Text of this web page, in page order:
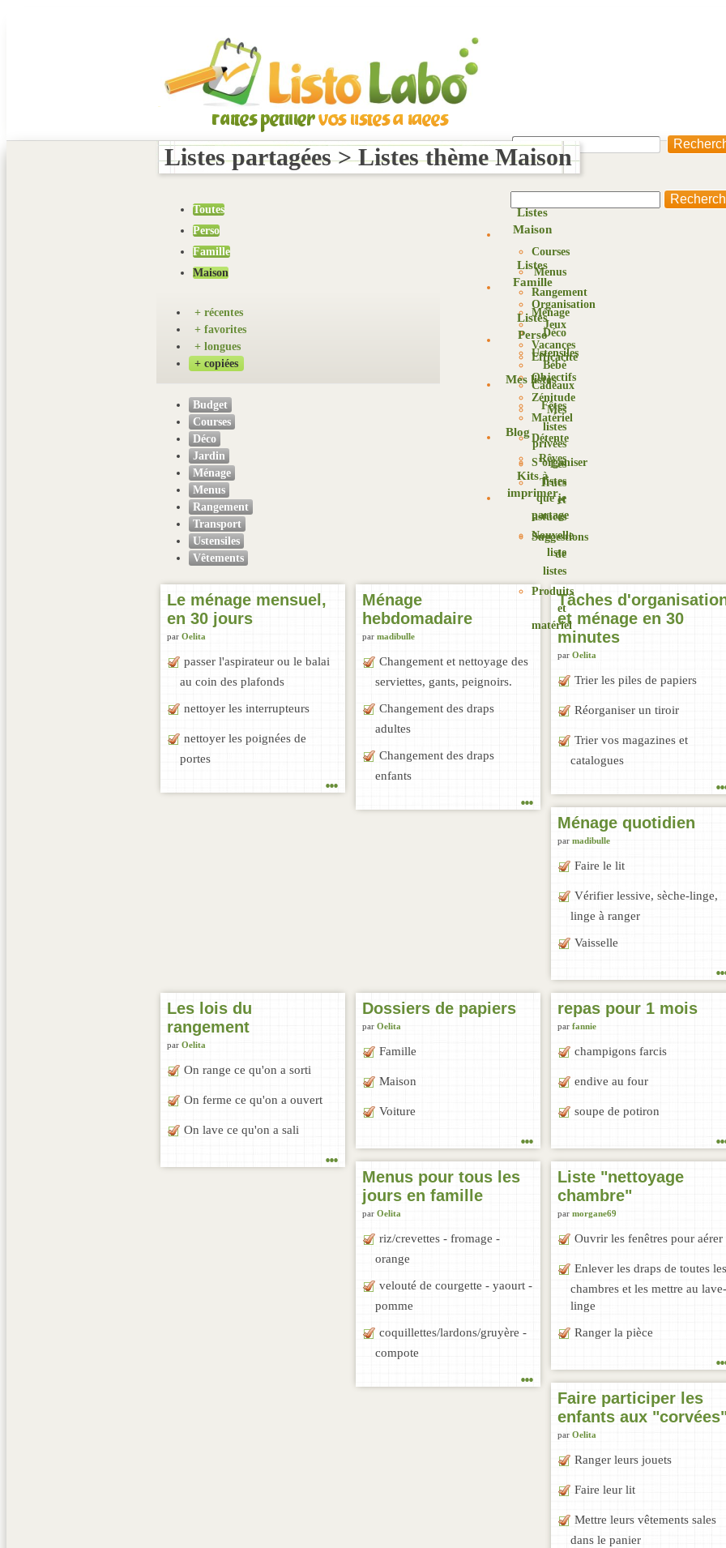
Listes
Maison
Courses
Menus
Rangement
Ménage
Déco
Ustensiles
Listes
Famille
Organisation
Jeux
Vacances
Bébé
Cadeaux
Fêtes
Listes
Perso
Efficacité
Objectifs
Zénitude
Matériel
Détente
Rêves
Mes listes
Mes
listes
privées
Les
listes
que je
partage
Nouvelle
liste
Blog
S’organiser
Trucs
et
astuces
Suggestions
de
listes
Produits
et
matériel
Kits à
imprimer
Listes partagées > Listes thème Maison
Toutes
Perso
Famille
Maison
+ récentes
+ favorites
+ longues
+ copiées
Budget
Courses
Déco
Jardin
Ménage
Menus
Rangement
Transport
Ustensiles
Vêtements
Le ménage mensuel,
en 30 jours
par Oelita
passer l'aspirateur ou le balai
au coin des plafonds
nettoyer les interrupteurs
nettoyer les poignées de
portes
...
Ménage
hebdomadaire
par madibulle
Changement et nettoyage des
serviettes, gants, peignoirs.
Changement des draps
adultes
Changement des draps
enfants
...
Tâches
et ménage en 30
minutes
par Oelita
Trier les piles de papiers
Réorganiser un tiroir
Trier vos magazines et
catalogues
Ménage quotidien
par madibulle
Faire le lit
Vérifier lessive, sèche-linge,
linge à ranger
Vaisselle
Les lois du
rangement
par Oelita
On range ce qu'on a sorti
On ferme ce qu'on a ouvert
On lave ce qu'on a sali
...
Dossiers de papiers
par Oelita
Famille
Maison
Voiture
...
repas pour 1 mois
par fannie
champigons farcis
endive au four
soupe de potiron
Menus pour tous les
jours en famille
par Oelita
riz/crevettes - fromage -
orange
velouté de courgette - yaourt -
pomme
coquillettes/lardons/gruyère -
compote
...
Liste "nettoyage
chambre"
par morgane69
Ouvrir les fenêtres pour aérer
Enlever les draps de toutes les
chambres et les mettre au lave-
linge
Ranger la pièce
Faire participer les
enfants aux
par Oelita
Ranger leurs jouets
Faire leur lit
Mettre leurs vêtements sales
dans le panier